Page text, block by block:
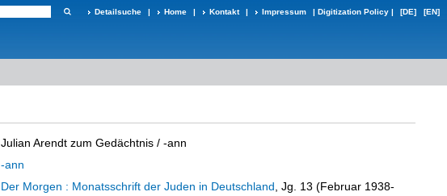
Detailsuche | Home | Kontakt | Impressum | Digitization Policy | [DE] [EN]
Julian Arendt zum Gedächtnis / -ann
-ann
Der Morgen : Monatsschrift der Juden in Deutschland , Jg. 13 (Februar 1938-